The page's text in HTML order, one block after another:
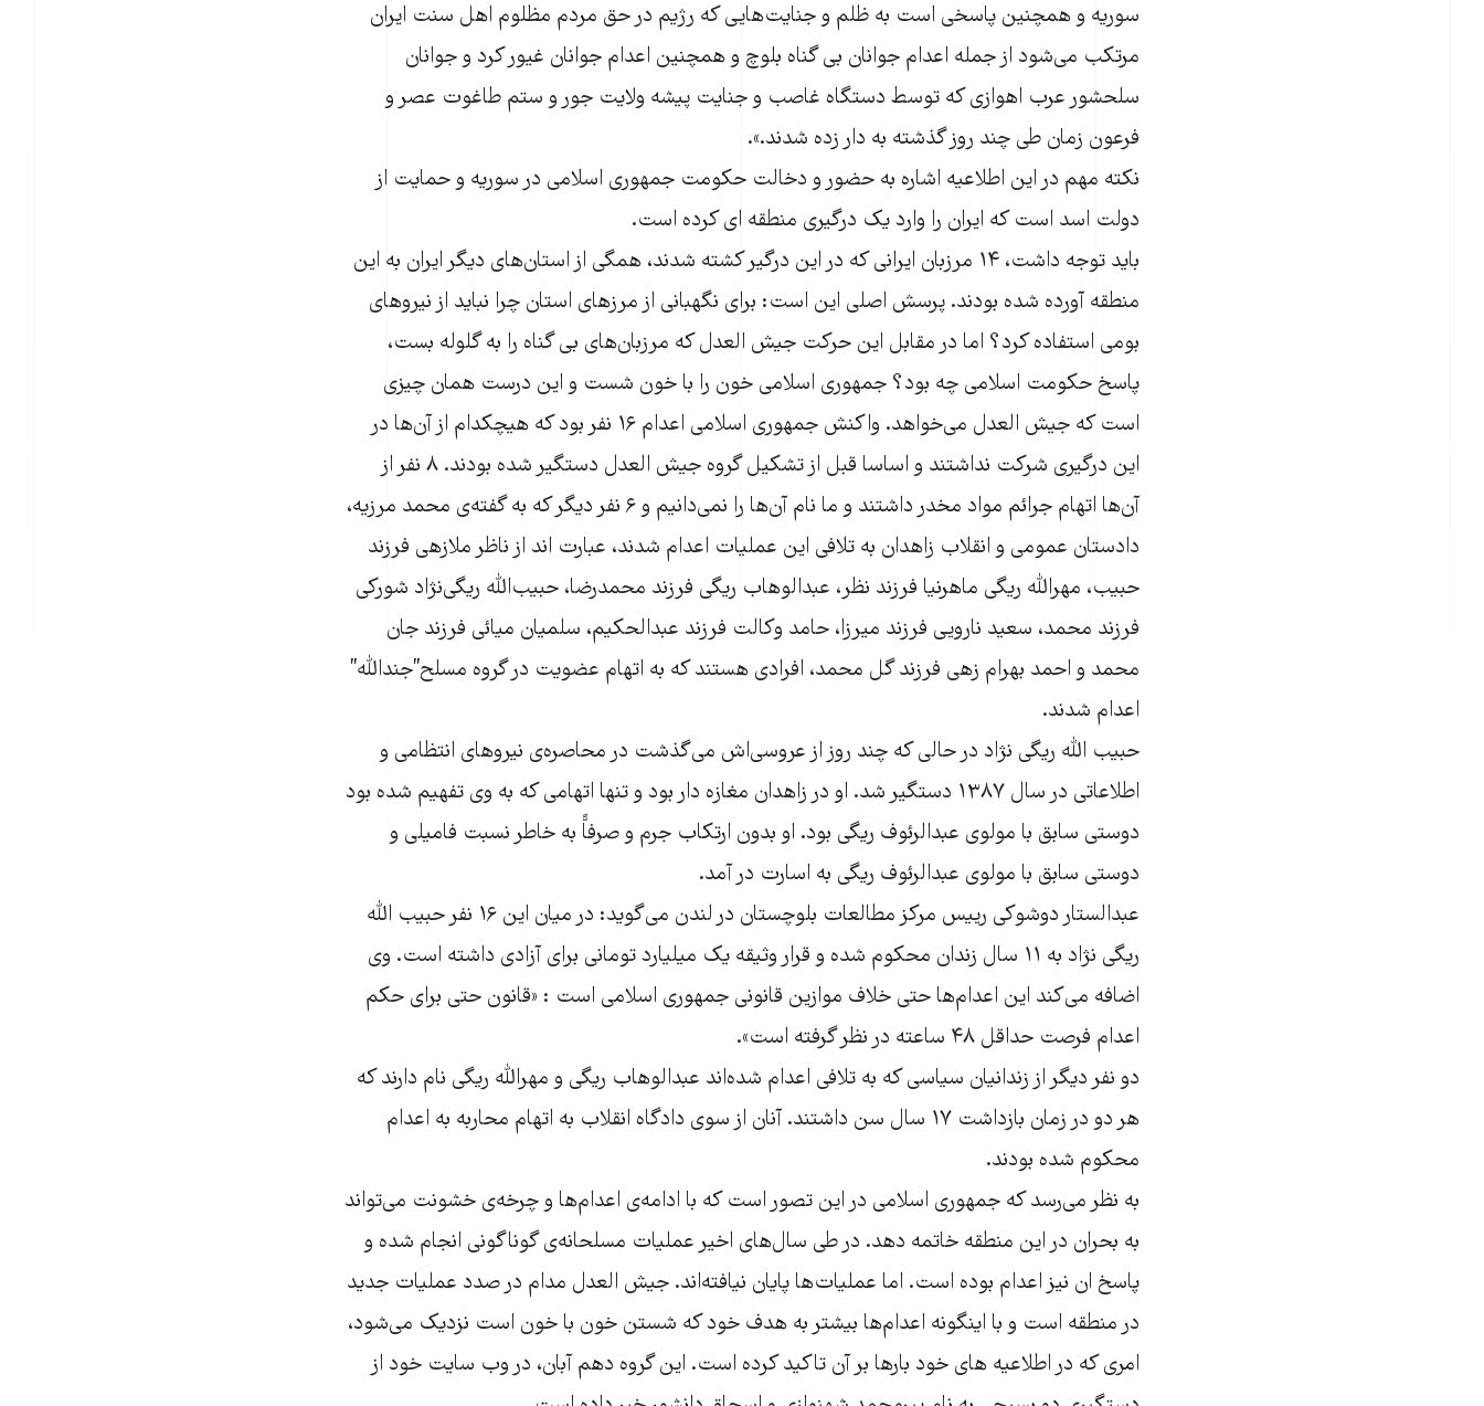
سوریه و همچنین پاسخی است به ظلم و جنایت‌هایی که رژیم در حق مردم مظلوم اهل سنت ایران
مرتکب می‌شود از جمله اعدام جوانان بی گناه بلوچ و همچنین اعدام جوانان غیور کرد و جوانان
سلحشور عرب اهوازی که توسط دستگاه غاصب و جنایت پیشه ولایت جور و ستم طاغوت عصر و
فرعون زمان طی چند روز گذشته به دار زده شدند.».
نکته مهم در این اطلاعیه اشاره به حضور و دخالت حکومت جمهوری اسلامی در سوریه و حمایت از
دولت اسد است که ایران را وارد یک درگیری منطقه ای کرده است.
باید توجه داشت، ۱۴ مرزبان ایرانی که در این درگیر کشته شدند، همگی از استان‌های دیگر ایران به این
منطقه آورده شده بودند. پرسش اصلی این است: برای نگهبانی از مرزهای استان چرا نباید از نیروهای
بومی استفاده کرد؟ اما در مقابل این حرکت جیش العدل که مرزبان‌های بی گناه را به گلوله بست،
پاسخ حکومت اسلامی چه بود؟ جمهوری اسلامی خون را با خون شست و این درست همان چیزی
است که جیش العدل می‌خواهد. واکنش جمهوری اسلامی اعدام ۱۶ نفر بود که هیچکدام از آن‌ها در
این درگیری شرکت نداشتند و اساسا قبل از تشکیل گروه جیش العدل دستگیر شده بودند. ۸ نفر از
آن‌ها اتهام جرائم مواد مخدر داشتند و ما نام آن‌ها را نمی‌دانیم و ۶ نفر دیگر که به گفته‌ی محمد مرزیه،
دادستان عمومی و انقلاب زاهدان به تلافی این عملیات اعدام شدند، عبارت اند از ناظر ملازهی فرزند
حبیب، مهرالله ریگی ماهرنیا فرزند نظر، عبدالوهاب ریگی فرزند محمدرضا، حبیب‌الله ریگی‌نژاد شورکی
فرزند محمد، سعید نارویی فرزند میرزا، حامد وکالت فرزند عبدالحکیم، سلمیان میائی فرزند جان
محمد و احمد بهرام زهی فرزند گل محمد، افرادی هستند که به اتهام عضویت در گروه مسلح”جندالله”
اعدام شدند.
حبیب الله ریگی نژاد در حالی که چند روز از عروسی‌اش می‌گذشت در محاصره‌ی نیروهای انتظامی و
اطلاعاتی در سال ۱۳۸۷ دستگیر شد. او در زاهدان مغازه دار بود و تنها اتهامی که به وی تفهیم شده بود
دوستی سابق با مولوی عبدالرئوف ریگی بود. او بدون ارتکاب جرم و صرفاًّ به خاطر نسبت فامیلی و
دوستی سابق با مولوی عبدالرئوف ریگی به اسارت در آمد.
عبدالستار دوشوکی رییس مرکز مطالعات بلوچستان در لندن می‌گوید: در میان این ۱۶ نفر حبیب الله
ریگی نژاد به ۱۱ سال زندان محکوم شده و قرار وثیقه یک میلیارد تومانی برای آزادی داشته است. وی
اضافه می‌کند این اعدام‌ها حتی خلاف موازین قانونی جمهوری اسلامی است : «قانون حتی برای حکم
اعدام فرصت حداقل ۴۸ ساعته در نظر گرفته است».
دو نفر دیگر از زندانیان سیاسی که به تلافی اعدام شده‌اند عبدالوهاب ریگی و مهرالله ریگی نام دارند که
هر دو در زمان بازداشت ۱۷ سال سن داشتند. آنان از سوی دادگاه انقلاب به اتهام محاربه به اعدام
محکوم شده بودند.
به نظر می‌رسد که جمهوری اسلامی در این تصور است که با ادامه‌ی اعدام‌ها و چرخه‌ی خشونت می‌تواند
به بحران در این منطقه خاتمه دهد. در طی سال‌های اخیر عملیات مسلحانه‌ی گوناگونی انجام شده و
پاسخ ان نیز اعدام بوده است. اما عملیات‌ها پایان نیافته‌اند. جیش العدل مدام در صدد عملیات جدید
در منطقه است و با اینگونه اعدام‌ها بیشتر به هدف خود که شستن خون با خون است نزدیک می‌شود،
امری که در اطلاعیه های خود بارها بر آن تاکید کرده است. این گروه دهم آبان، در وب سایت خود از